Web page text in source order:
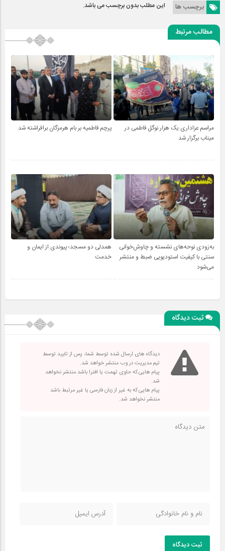
برچسب ها این مطلب بدون برچسب می باشد.
مطالب مرتبط
مراسم عزاداری یک هزار نوگل فاطمی در
میناب برگزار شد
پرچم فاطمیه بر بام هرمزگان برافراشته شد
به‌زودی نوحه‌های نشسته و چاوش‌خوانی
سنتی با کیفیت استودیویی ضبط و منتشر
می‌شود
همدلی دو مسجد؛ پیوندی از ایمان و
خدمت
ثبت دیدگاه
دیدگاه های ارسال شده توسط شما، پس از تایید توسط
تیم مدیریت در وب منتشر خواهد شد.
پیام هایی که حاوی تهمت یا افترا باشد منتشر نخواهد
شد.
پیام هایی که به غیر از زبان فارسی یا غیر مرتبط باشد
منتشر نخواهد شد.
ثبت دیدگاه